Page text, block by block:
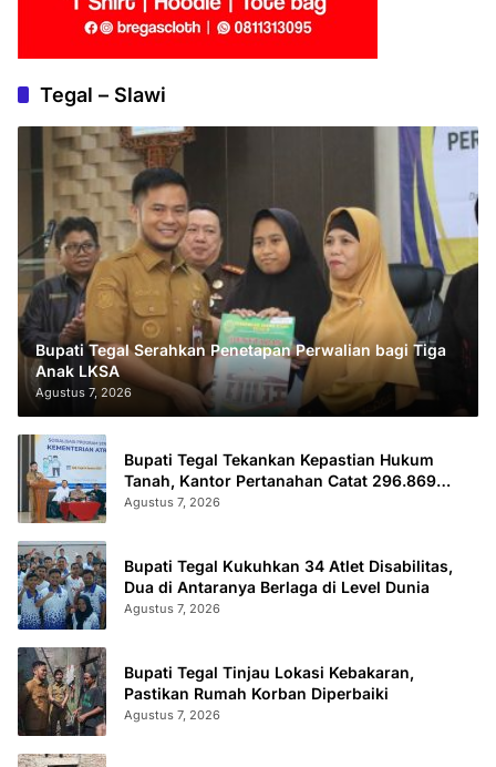
Tegal – Slawi
Bupati Tegal Serahkan Penetapan Perwalian bagi Tiga
Anak LKSA
Agustus 7, 2026
Bupati Tegal Tekankan Kepastian Hukum
Tanah, Kantor Pertanahan Catat 296.869
Sertifikat Terbit
Agustus 7, 2026
Bupati Tegal Kukuhkan 34 Atlet Disabilitas,
Dua di Antaranya Berlaga di Level Dunia
Agustus 7, 2026
Bupati Tegal Tinjau Lokasi Kebakaran,
Pastikan Rumah Korban Diperbaiki
Agustus 7, 2026